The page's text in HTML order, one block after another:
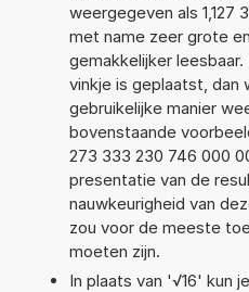
weergegeven als 1,127
met name zeer grote
gemakkelijker
vinkje is geplaatst,
gebruikelijke manier
bovenstaande
273 333 230 746 000
presentatie van de
nauwkeurigheid van
zou voor de meeste
moeten zijn.
In plaats van '√16' kun